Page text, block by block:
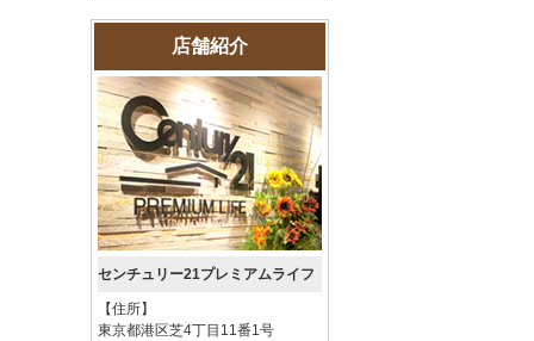
店舗紹介
センチュリー21プレミアムライフ
【住所】
東京都港区芝4丁目11番1号